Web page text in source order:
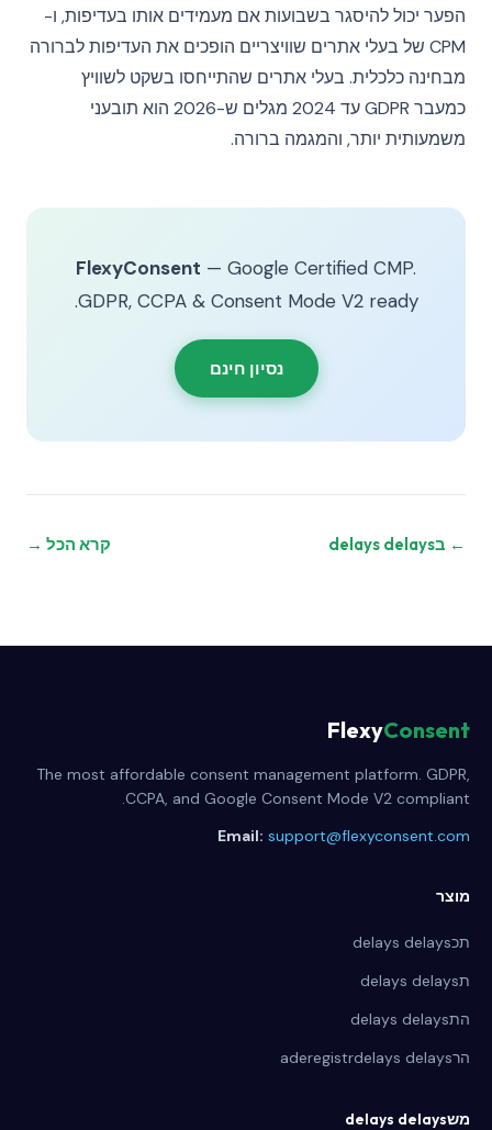
הפער יכול להיסגר בשבועות אם מעמידים אותו בעדיפות, ו-
CPM של בעלי אתרים שוויצריים הופכים את העדיפות לברורה
מבחינה כלכלית. בעלי אתרים שהתייחסו בשקט לשוויץ
כמעבר GDPR עד 2024 מגלים ש-2026 הוא תובעני
משמעותית יותר, והמגמה ברורה.
FlexyConsent — Google Certified CMP.
GDPR, CCPA & Consent Mode V2 ready.
נסיון חינם
← בdelays delays קרא הכל →
FlexyConsent
The most affordable consent management platform. GDPR,
CCPA, and Google Consent Mode V2 compliant.
Email: support@flexyconsent.com
מוצר
תכdelays delays
תdelays delays
התdelays delays
הרaderegistrdelays delays
משdelays delays